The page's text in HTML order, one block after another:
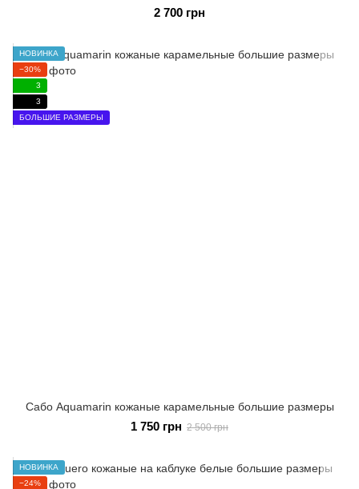
2 700 грн
НОВИНКА
−30%
3
3
БОЛЬШИЕ РАЗМЕРЫ
Сабо Aquamarin кожаные карамельные большие размеры
1 750 грн 2 500 грн
НОВИНКА
−24%